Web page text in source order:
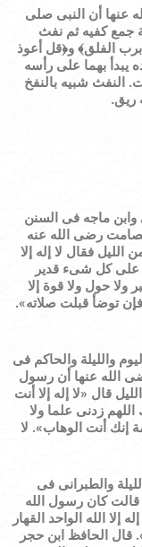
عنها أن النبى صلى
جمع كفيه ثم نفث
الفلق﴾ و﴿قل أعوذ
بهما على رأسه
النفث شبيه بالنفخ
ريق.
وابن ماجه فى السنن
رضى الله عنه
الليل فقال لا إله إلا
على كل شىء قدير
ولا حول ولا قوة إلا
توضأ قبلت صلاته»
.
والليلة والحاكم فى
الله عنها أن رسول
قال «لا إله إلا أنت
زدنى علما ولا
إنك أنت الوهاب»
. لا
والطبرانى فى
قالت كان رسول الله
إله إلا الله الواحد القهار
. قال الحافظ ابن حجر